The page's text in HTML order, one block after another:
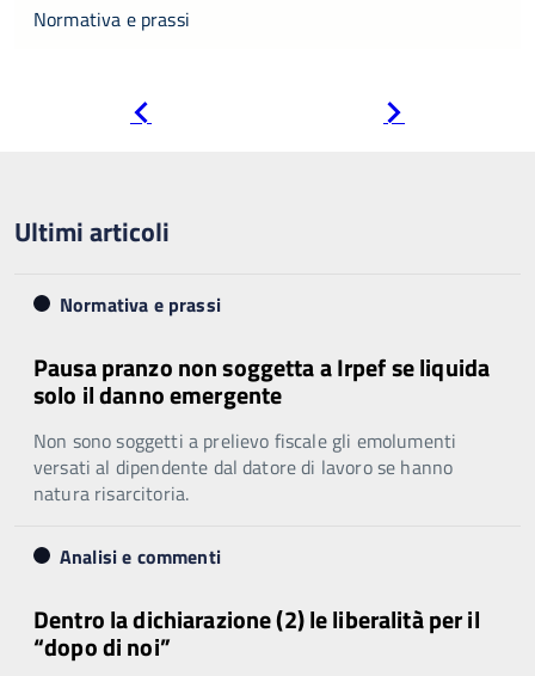
Normativa e prassi
Ultimi articoli
Normativa e prassi
Pausa pranzo non soggetta a Irpef se liquida
solo il danno emergente
Non sono soggetti a prelievo fiscale gli emolumenti
versati al dipendente dal datore di lavoro se hanno
natura risarcitoria.
Analisi e commenti
Dentro la dichiarazione (2) le liberalità per il
“dopo di noi”